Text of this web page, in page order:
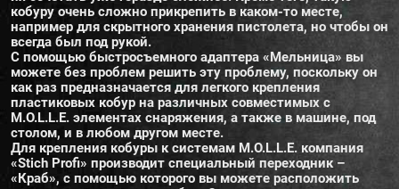
кобуру очень сложно прикрепить в каком-то месте,
например для скрытного хранения пистолета, но чтобы он
всегда был под рукой.
С помощью быстросъемного адаптера «Мельница» вы
можете без проблем решить эту проблему, поскольку он
как раз предназначается для легкого крепления
пластиковых кобур на различных совместимых с
M.O.L.L.E. элементах снаряжения, а также в машине, под
столом, и в любом другом месте.
Для крепления кобуры к системам M.O.L.L.E. компания
«Stich Profi» производит специальный переходник –
«Краб», с помощью которого вы можете расположить